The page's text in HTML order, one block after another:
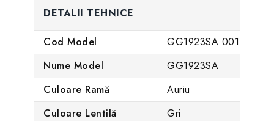
DETALII TEHNICE
Cod Model
GG1923SA 001
Nume Model
GG1923SA
Culoare Ramă
Auriu
Culoare Lentilă
Gri